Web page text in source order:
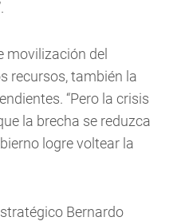
movilización del
recursos, también la
“Pero la crisis
la brecha se reduzca
logre voltear la
Bernardo